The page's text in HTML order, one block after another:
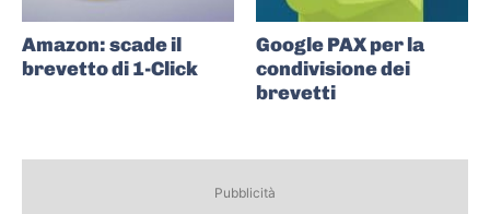
Amazon: scade il
brevetto di 1-Click
Google PAX per la
condivisione dei
brevetti
Pubblicità